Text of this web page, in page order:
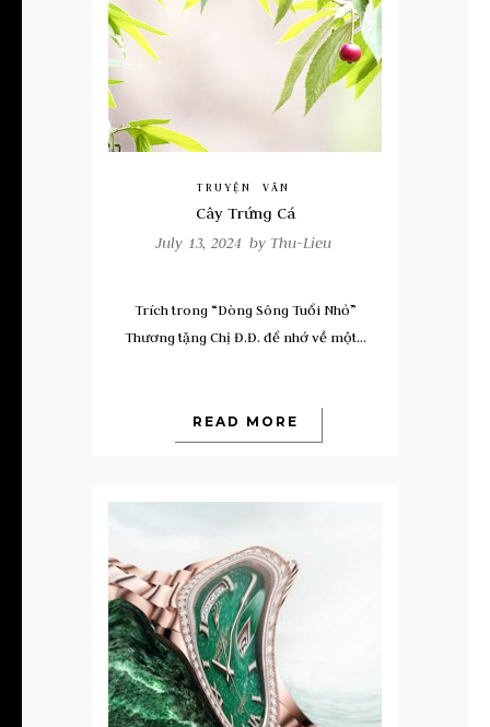
TRUYỆN VĂN
Cây Trứng Cá
July 13, 2024 by Thu-Lieu
Trích trong “Dòng Sông Tuổi Nhỏ”
Thương tặng Chị Đ.Đ. để nhớ về một...
READ MORE